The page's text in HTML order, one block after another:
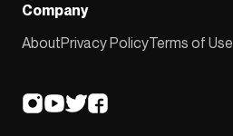
Company
AboutPrivacy PolicyTerms of Use